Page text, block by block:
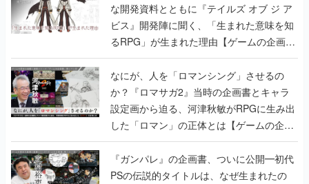
な開発資料とともに『テイルズ オブ ジ ア
ビス』開発陣に聞く、「生まれた意味を知
るRPG」が生まれた理由【ゲームの企画
書】
なにが、人を「ロマンシング」させるの
か？『ロマサガ2』当時の企画書とキャラ
設定画から迫る、河津秋敏がRPGに生み出
した「ロマン」の正体とは【ゲームの企画
書】
『ガンパレ』の企画書、ついに公開━初代
PSの伝説的タイトルは、なぜ生まれたの